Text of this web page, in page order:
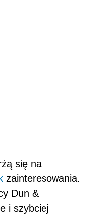
się na
zainteresowania.
Dun &
i szybciej